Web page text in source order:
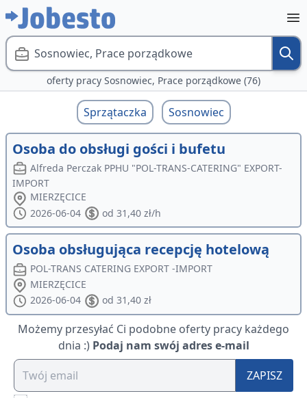
Sosnowiec, Prace porządkowe
oferty pracy Sosnowiec, Prace porządkowe (76)
Sprzątaczka Sosnowiec
Osoba do obsługi gości i bufetu
Alfreda Perczak PPHU "POL-TRANS-CATERING" EXPORT-
IMPORT
MIERZĘCICE
2026-06-04
od 31,40 zł/h
Osoba obsługująca recepcję hotelową
POL-TRANS CATERING EXPORT -IMPORT
MIERZĘCICE
2026-06-04
od 31,40 zł
Możemy przesyłać Ci podobne oferty pracy każdego
dnia :) Podaj nam swój adres e-mail
ZAPISZ